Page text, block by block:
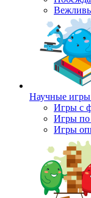
Научные
Игры с
Игры по
Игры